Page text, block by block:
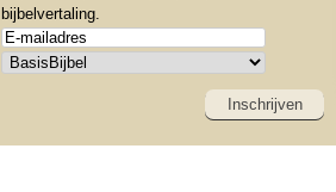
bijbelvertaling.
Inschrijven